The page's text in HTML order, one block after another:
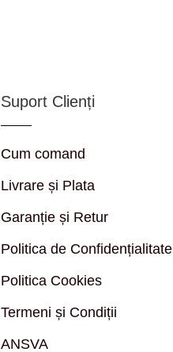
Suport Clienți
Cum comand
Livrare și Plata
Garanție și Retur
Politica de Confidențialitate
Politica Cookies
Termeni și Condiții
ANSVA